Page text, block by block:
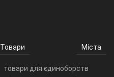
Товари Міста
товари для єдиноборств